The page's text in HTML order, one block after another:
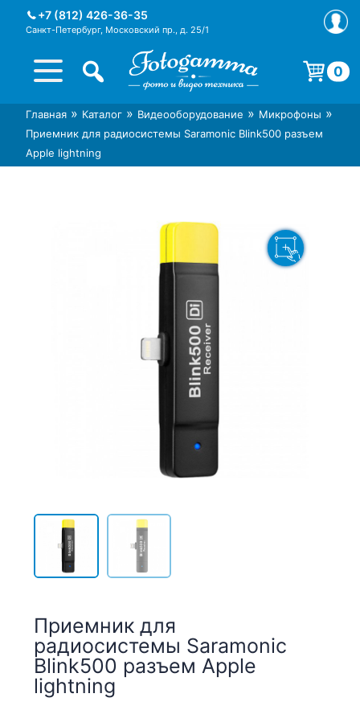
+7 (812) 426-36-35
Санкт-Петербург, Московский пр., д. 25/1
Интернет-магазин фототехники
Foto-Gamma в СПб
Магазин фотоаксессуаров foto-
gamma.ru
0
Корзина пуста.
Главная » Каталог » Видеооборудование » Микрофоны »
Приемник для радиосистемы Saramonic Blink500 разъем
Apple lightning
Приемник для
радиосистемы Saramonic
Blink500 разъем Apple
lightning